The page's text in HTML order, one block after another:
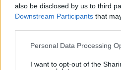
also be disclosed by us to third
Downstream Participants that
Please note that this website/
not limited to your visit or usage
Personal Data Processing
I want to opt-out of the